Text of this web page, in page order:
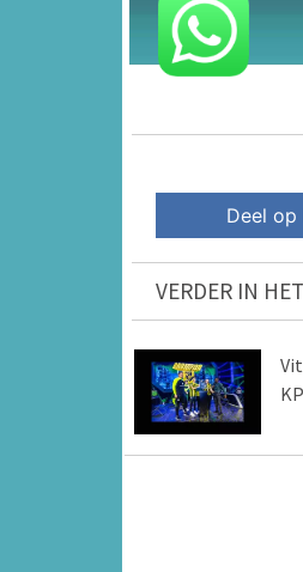
Deel
VERDER IN